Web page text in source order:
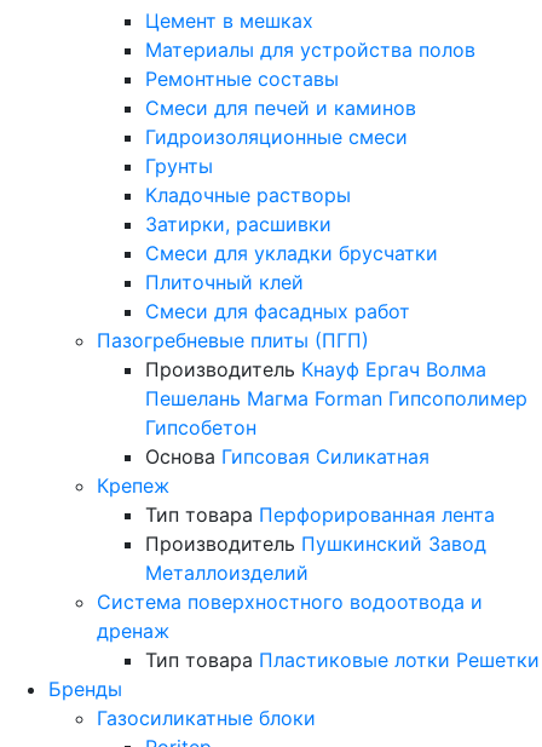
Цемент в мешках
Материалы для устройства полов
Ремонтные составы
Смеси для печей и каминов
Гидроизоляционные смеси
Грунты
Кладочные растворы
Затирки, расшивки
Смеси для укладки брусчатки
Плиточный клей
Смеси для фасадных работ
Пазогребневые плиты (ПГП)
Производитель Кнауф Ергач Волма
Пешелань Магма Forman Гипсополимер
Гипсобетон
Основа Гипсовая Силикатная
Крепеж
Тип товара Перфорированная лента
Производитель Пушкинский Завод
Металлоизделий
Система поверхностного водоотвода и
дренаж
Тип товара Пластиковые лотки Решетки
Бренды
Газосиликатные блоки